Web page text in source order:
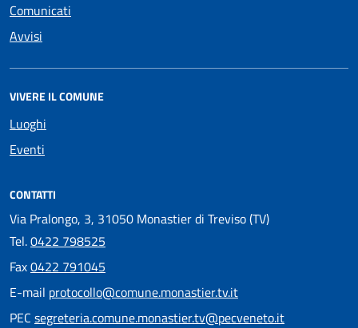
Comunicati
Avvisi
VIVERE IL COMUNE
Luoghi
Eventi
CONTATTI
Via Pralongo, 3, 31050 Monastier di Treviso (TV)
Tel.0422 798525
Fax0422 791045
E-mail protocollo@comune.monastier.tv.it
PEC segreteria.comune.monastier.tv@pecveneto.it